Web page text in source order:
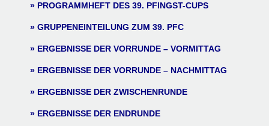
PROGRAMMHEFT DES 39. PFINGST-CUPS
GRUPPENEINTEILUNG ZUM 39. PFC
ERGEBNISSE DER VORRUNDE – VORMITTAG
ERGEBNISSE DER VORRUNDE – NACHMITTAG
ERGEBNISSE DER ZWISCHENRUNDE
ERGEBNISSE DER ENDRUNDE